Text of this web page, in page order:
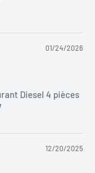
01/24/2026
Diesel 4 pièces
12/20/2025